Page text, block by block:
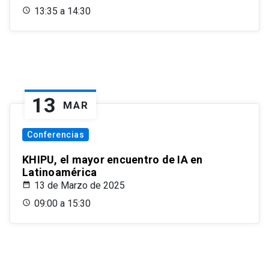
13:35 a 14:30
13 MAR
Conferencias
KHIPU, el mayor encuentro de IA en
Latinoamérica
13 de Marzo de 2025
09:00 a 15:30